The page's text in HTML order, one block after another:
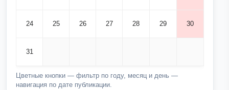
24 25 26 27 28 29 30
31
Цветные кнопки — фильтр по году, месяц и день —
навигация по дате публикации.